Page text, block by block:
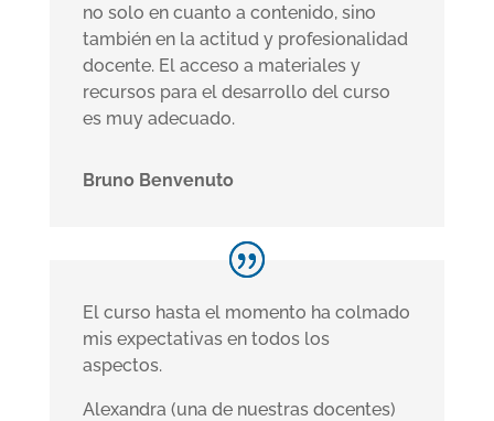
no solo en cuanto a contenido, sino
también en la actitud y profesionalidad
docente. El acceso a materiales y
recursos para el desarrollo del curso
es muy adecuado.
Bruno Benvenuto
El curso hasta el momento ha colmado
mis expectativas en todos los
aspectos.
Alexandra (una de nuestras docentes)